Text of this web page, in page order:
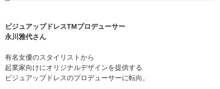
ビジュアップドレスTMプロデューサー
永川 雅代さん
有名女優のスタイリストから
起業家向けにオリジナルデザインを提供する
ビジュアップドレスのプロデューサーに転向。